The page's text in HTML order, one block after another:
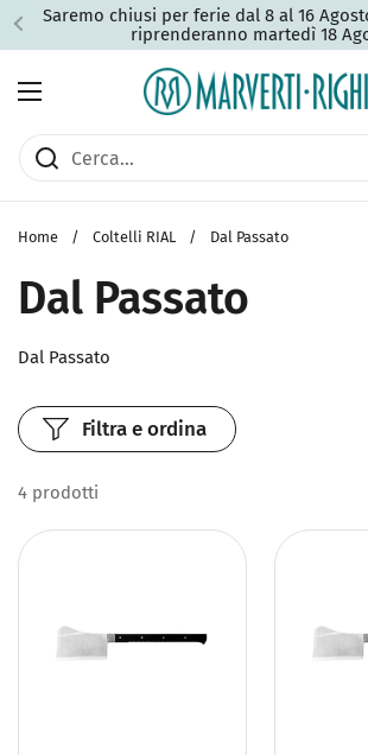
Passa ai contenuti
Saremo chiusi per ferie dal 8 al 16
riprenderanno martedì 18
Apri menu
Home / Coltelli RIAL / Dal Passato
Dal Passato
Dal Passato
4 prodotti
Filtra e ordina